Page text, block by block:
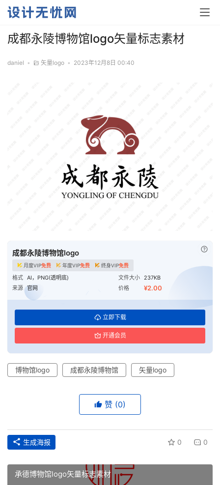
成都永陵博物馆logo矢量标志素材
daniel • 矢量logo • 2023年12月8日 00:40
成都永陵博物馆logo
月度VIP免费 年度VIP免费 终身VIP免费
格式 AI，PNG(透明底) 文件大小
237KB
来源 官网 价格 ¥2.00
立即下载
开通会员
博物馆logo 成都永陵博物馆 矢量logo
赞 (0)
生成海报 0 0
承德博物馆logo矢量标志素材